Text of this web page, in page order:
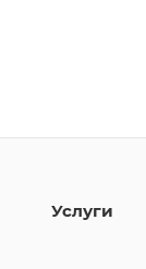
Услуги